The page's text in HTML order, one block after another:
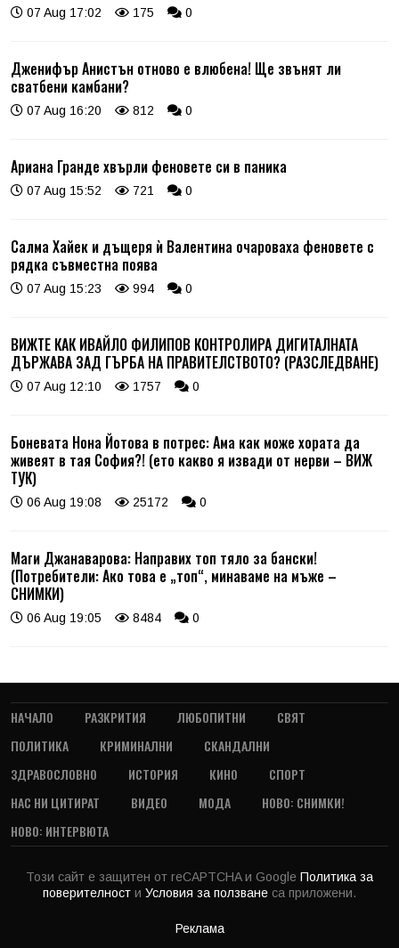
07 Aug 17:02 175 0
Дженифър Анистън отново е влюбена! Ще звънят ли
сватбени камбани?
07 Aug 16:20 812 0
Ариана Гранде хвърли феновете си в паника
07 Aug 15:52 721 0
Салма Хайек и дъщеря ѝ Валентина очароваха феновете с
рядка съвместна поява
07 Aug 15:23 994 0
ВИЖТЕ КАК ИВАЙЛО ФИЛИПОВ КОНТРОЛИРА ДИГИТАЛНАТА
ДЪРЖАВА ЗАД ГЪРБА НА ПРАВИТЕЛСТВОТО? (РАЗСЛЕДВАНЕ)
07 Aug 12:10 1757 0
Боневата Нона Йотова в потрес: Ама как може хората да
живеят в тая София?! (ето какво я извади от нерви – ВИЖ
ТУК)
06 Aug 19:08 25172 0
Маги Джанаварова: Направих топ тяло за бански!
(Потребители: Ако това е „топ“, минаваме на мъже –
СНИМКИ)
06 Aug 19:05 8484 0
НАЧАЛО РАЗКРИТИЯ ЛЮБОПИТНИ
СВЯТ
ПОЛИТИКА
КРИМИНАЛНИ
СКАНДАЛНИ
ЗДРАВОСЛОВНО
ИСТОРИЯ КИНО
СПОРТ
НАС НИ ЦИТИРАТ
ВИДЕО МОДА
НОВО: СНИМКИ!
НОВО: ИНТЕРВЮТА
Този сайт е защитен от reCAPTCHA и Google Политика за
поверителност и Условия за ползване са приложени.
Реклама